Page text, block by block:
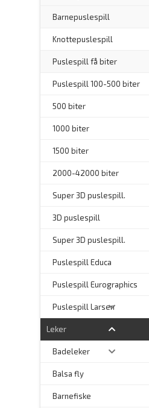
Barnepuslespill
Knottepuslespill
Puslespill få biter
Puslespill 100-500 biter
500 biter
1000 biter
1500 biter
2000-42000 biter
Super 3D puslespill.
3D puslespill
Super 3D puslespill.
Puslespill Educa
Puslespill Eurographics
Puslespill Larsen
Leker
Badeleker
Balsa fly
Barnefiske